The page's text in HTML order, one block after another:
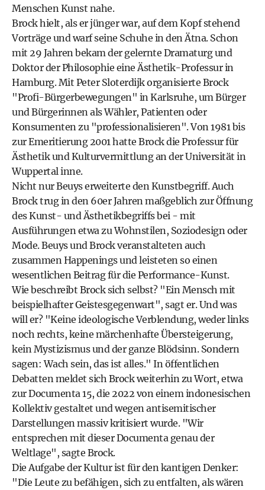
Menschen Kunst nahe.
Brock hielt, als er jünger war, auf dem Kopf stehend
Vorträge und warf seine Schuhe in den Ätna. Schon
mit 29 Jahren bekam der gelernte Dramaturg und
Doktor der Philosophie eine Ästhetik-Professur in
Hamburg. Mit Peter Sloterdijk organisierte Brock
"Profi-Bürgerbewegungen" in Karlsruhe, um Bürger
und Bürgerinnen als Wähler, Patienten oder
Konsumenten zu "professionalisieren". Von 1981 bis
zur Emeritierung 2001 hatte Brock die Professur für
Ästhetik und Kulturvermittlung an der Universität in
Wuppertal inne.
Nicht nur Beuys erweiterte den Kunstbegriff. Auch
Brock trug in den 60er Jahren maßgeblich zur Öffnung
des Kunst- und Ästhetikbegriffs bei - mit
Ausführungen etwa zu Wohnstilen, Soziodesign oder
Mode. Beuys und Brock veranstalteten auch
zusammen Happenings und leisteten so einen
wesentlichen Beitrag für die Performance-Kunst.
Wie beschreibt Brock sich selbst? "Ein Mensch mit
beispielhafter Geistesgegenwart", sagt er. Und was
will er? "Keine ideologische Verblendung, weder links
noch rechts, keine märchenhafte Übersteigerung,
kein Mystizismus und der ganze Blödsinn. Sondern
sagen: Wach sein, das ist alles." In öffentlichen
Debatten meldet sich Brock weiterhin zu Wort, etwa
zur Documenta 15, die 2022 von einem indonesischen
Kollektiv gestaltet und wegen antisemitischer
Darstellungen massiv kritisiert wurde. "Wir
entsprechen mit dieser Documenta genau der
Weltlage", sagte Brock.
Die Aufgabe der Kultur ist für den kantigen Denker:
"Die Leute zu befähigen, sich zu entfalten, als wären